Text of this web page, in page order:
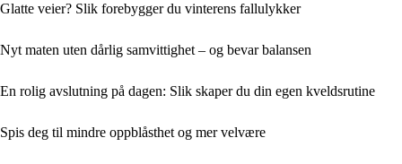
Glatte veier? Slik forebygger du vinterens fallulykker
Nyt maten uten dårlig samvittighet – og bevar balansen
En rolig avslutning på dagen: Slik skaper du din egen kveldsrutine
Spis deg til mindre oppblåsthet og mer velvære